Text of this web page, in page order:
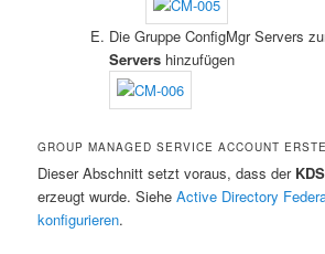
Die Gruppe ConfigMgr Servers
Servers hinzufügen
GROUP MANAGED SERVICE ACCOUNT
Dieser Abschnitt setzt voraus, dass der
erzeugt wurde. SieheActive Directory
konfigurieren.